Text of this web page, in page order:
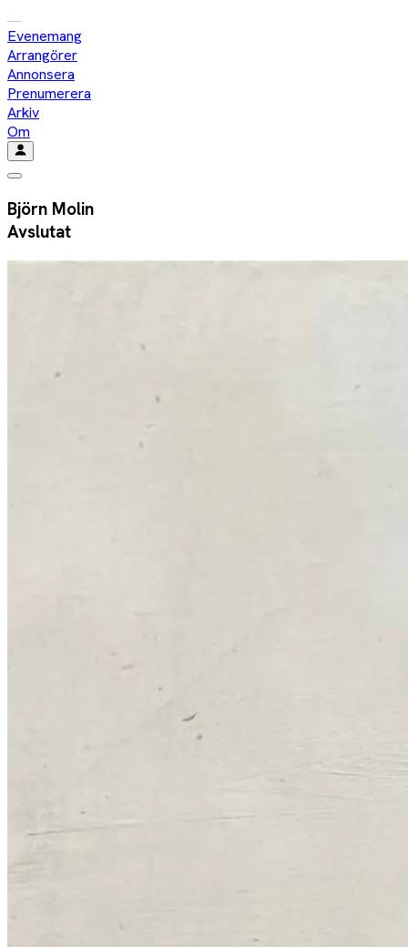
Evenemang
Arrangörer
Annonsera
Prenumerera
Arkiv
Om
Björn Molin
Avslutat